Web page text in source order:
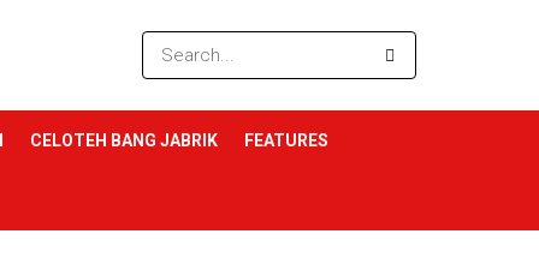
CELOTEH BANG JABRIK FEATURES